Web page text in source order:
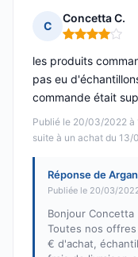
C
Concetta C.
Note : 4 sur 5
Publié le 20/03/2022 à
suite à un achat du
les produits
pas eu
commande était
Réponse de
Publiée le 20/03/
Bonjour Concetta
Toutes nos
€ d'achat,